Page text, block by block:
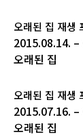
오래된 집 재생
2015.08.14. –
오래된 집
오래된 집 재생
2015.07.16. –
오래된 집